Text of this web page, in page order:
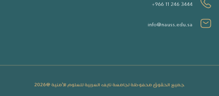
+966 11 246 3444
info@nauss.edu.sa
جميع الحقوق محفوظة لجامعة نايف العربية للعلوم الأمنية @2026